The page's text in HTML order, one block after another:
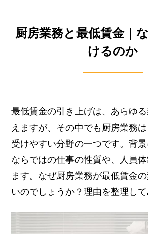
厨房業務と最低賃金｜
けるのか
最低賃金の引き上げは、あらゆ
えますが、その中でも厨房業務
受けやすい分野の一つです。背
ならではの仕事の性質や、人員
ます。 なぜ厨房業務が最低賃金
いのでしょうか？理由を整理して